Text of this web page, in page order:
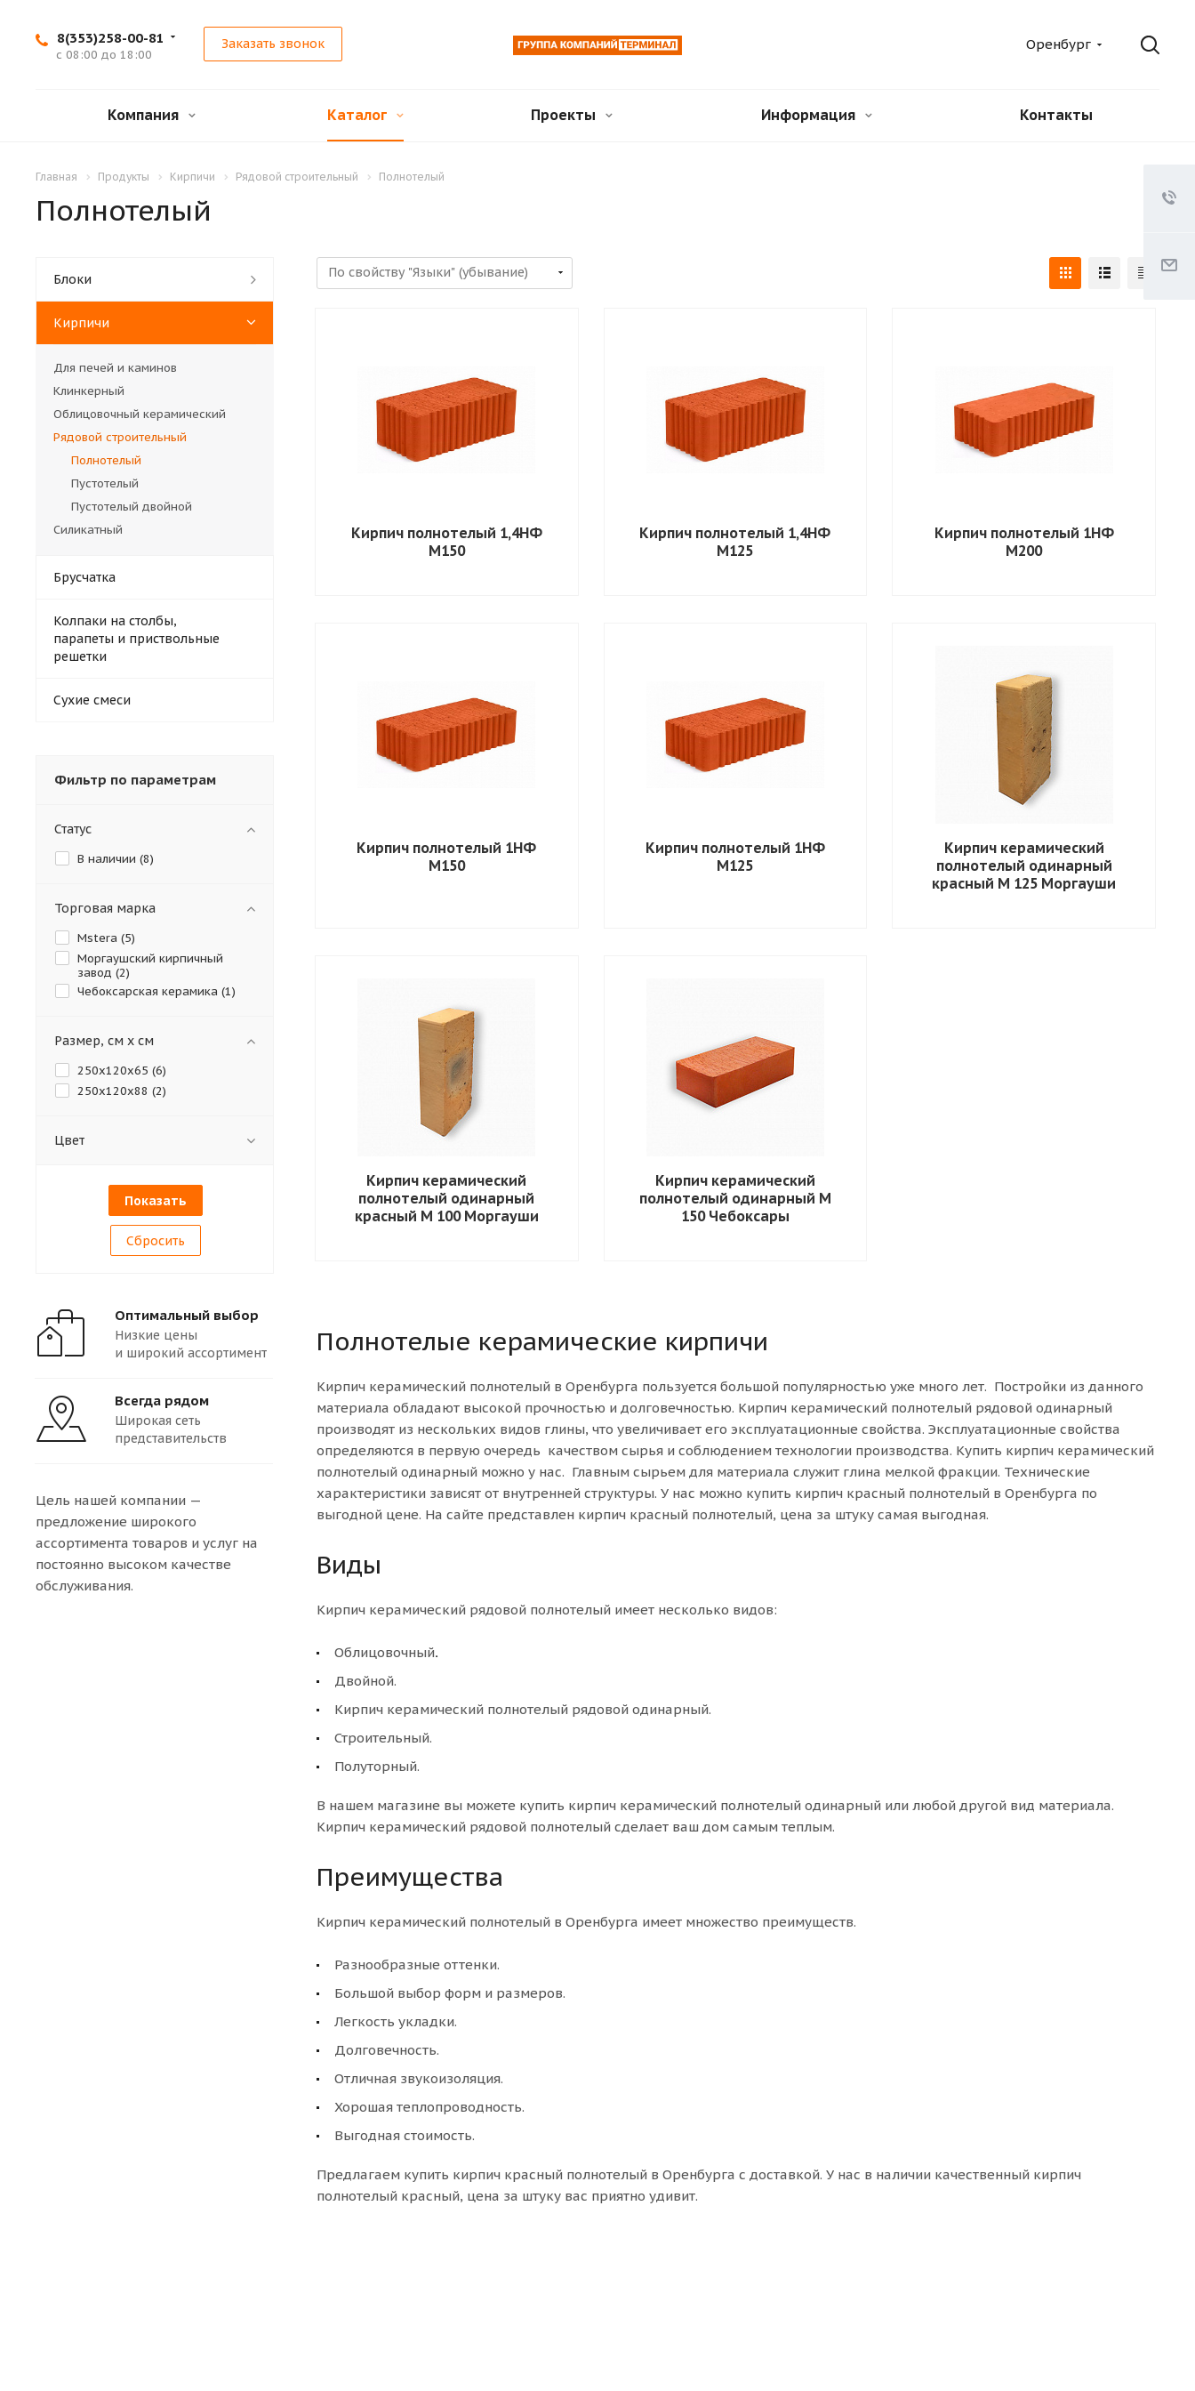
8(353)258-00-81
с 08:00 до 18:00
Заказать звонок Оренбург
Компания Каталог Проекты Информация Контакты
Главная Продукты Кирпичи Рядовой строительный Полнотелый
Полнотелый
Кирпич полнотелый 1,4НФ
М150
Кирпич полнотелый 1,4НФ
М125
Кирпич полнотелый 1НФ
М200
Кирпич полнотелый 1НФ
М150
Кирпич полнотелый 1НФ
М125
Кирпич керамический
полнотелый одинарный
красный М 125 Моргауши
Кирпич керамический
полнотелый одинарный
красный М 100 Моргауши
Кирпич керамический
полнотелый одинарный М
150 Чебоксары
Полнотелые керамические кирпичи
Кирпич керамический полнотелый в Оренбурга пользуется большой популярностью уже много лет. Постройки из данного
материала обладают высокой прочностью и долговечностью. Кирпич керамический полнотелый рядовой одинарный
производят из нескольких видов глины, что увеличивает его эксплуатационные свойства. Эксплуатационные свойства
определяются в первую очередь качеством сырья и соблюдением технологии производства. Купить кирпич керамический
полнотелый одинарный можно у нас. Главным сырьем для материала служит глина мелкой фракции. Технические
характеристики зависят от внутренней структуры. У нас можно купить кирпич красный полнотелый в Оренбурга по
выгодной цене. На сайте представлен кирпич красный полнотелый, цена за штуку самая выгодная.
Виды
Кирпич керамический рядовой полнотелый имеет несколько видов:
Облицовочный.
Двойной.
Кирпич керамический полнотелый рядовой одинарный.
Строительный.
Полуторный.
В нашем магазине вы можете купить кирпич керамический полнотелый одинарный или любой другой вид материала.
Кирпич керамический рядовой полнотелый сделает ваш дом самым теплым.
Преимущества
Кирпич керамический полнотелый в Оренбурга имеет множество преимуществ.
Разнообразные оттенки.
Большой выбор форм и размеров.
Легкость укладки.
Долговечность.
Отличная звукоизоляция.
Хорошая теплопроводность.
Выгодная стоимость.
Предлагаем купить кирпич красный полнотелый в Оренбурга с доставкой. У нас в наличии качественный кирпич
полнотелый красный, цена за штуку вас приятно удивит.
Блоки
Кирпичи
Для печей и каминов
Клинкерный
Облицовочный керамический
Рядовой строительный
Полнотелый
Пустотелый
Пустотелый двойной
Силикатный
Брусчатка
Колпаки на столбы,
парапеты и приствольные
решетки
Сухие смеси
Фильтр по параметрам
Статус
В наличии (8)
Торговая марка
Mstera (5)
Моргаушский кирпичный
завод (2)
Чебоксарская керамика (1)
Размер, см х см
250х120х65 (6)
250х120х88 (2)
Цвет
Сбросить
Оптимальный выбор
Низкие цены
и широкий ассортимент
Всегда рядом
Широкая сеть
представительств
Цель нашей компании —
предложение широкого
ассортимента товаров и услуг на
постоянно высоком качестве
обслуживания.